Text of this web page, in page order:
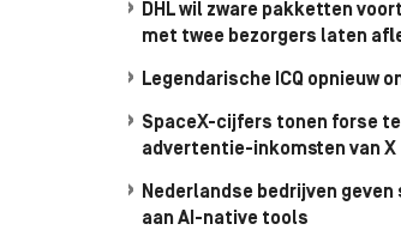
DHL wil zware pakketten
met twee bezorgers laten
Legendarische ICQ opnieuw
SpaceX-cijfers tonen forse
advertentie-inkomsten van X
Nederlandse bedrijven
aan AI-native tools